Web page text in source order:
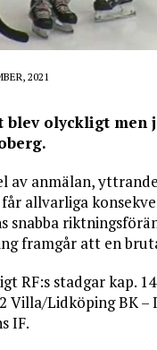
2021
blev olyckligt
av anmälan,
allvarliga
snabba
framgår att en
RF:s stadgar kap.
Villa/Lidköping BK –
IF.